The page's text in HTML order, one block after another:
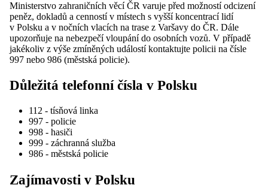
Ministerstvo zahraničních věcí ČR varuje před možností odcizení
peněz, dokladů a cenností v místech s vyšší koncentrací lidí
v Polsku a v nočních vlacích na trase z Varšavy do ČR. Dále
upozorňuje na nebezpečí vloupání do osobních vozů. V případě
jakékoliv z výše zmíněných událostí kontaktujte policii na čísle
997 nebo 986 (městská policie).
Důležitá telefonní čísla v Polsku
112 - tísňová linka
997 - policie
998 - hasiči
999 - záchranná služba
986 - městská policie
Zajímavosti v Polsku